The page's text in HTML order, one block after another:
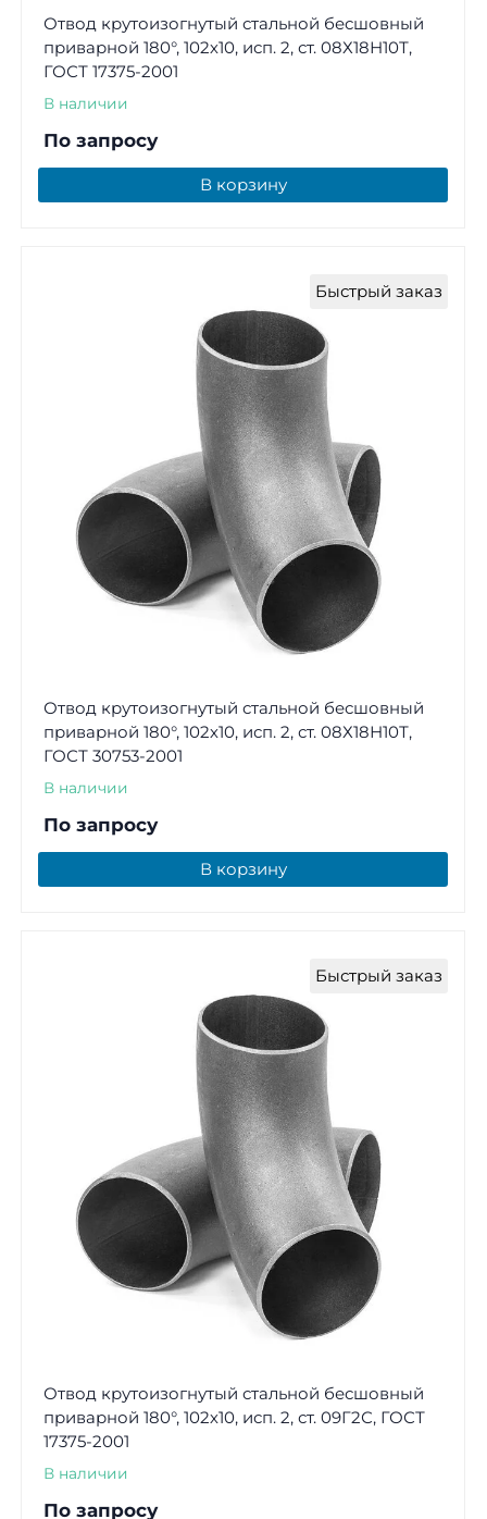
Отвод крутоизогнутый стальной бесшовный
приварной 180°, 102х10, исп. 2, ст. 08Х18Н10Т,
ГОСТ 17375-2001
В наличии
По запросу
В корзину
Быстрый заказ
Отвод крутоизогнутый стальной бесшовный
приварной 180°, 102х10, исп. 2, ст. 08Х18Н10Т,
ГОСТ 30753-2001
В наличии
По запросу
В корзину
Быстрый заказ
Отвод крутоизогнутый стальной бесшовный
приварной 180°, 102х10, исп. 2, ст. 09Г2С, ГОСТ
17375-2001
В наличии
По запросу